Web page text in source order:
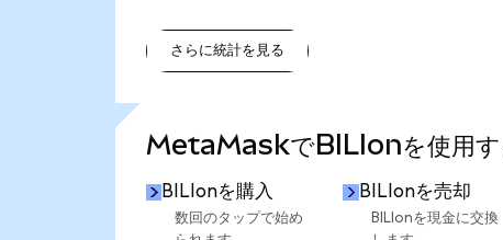
さらに統計を見る
MetaMaskでBILIonを使用す
BILIonを購入
数回のタップで始め
BILIonを売却
BILIonを現金に交換